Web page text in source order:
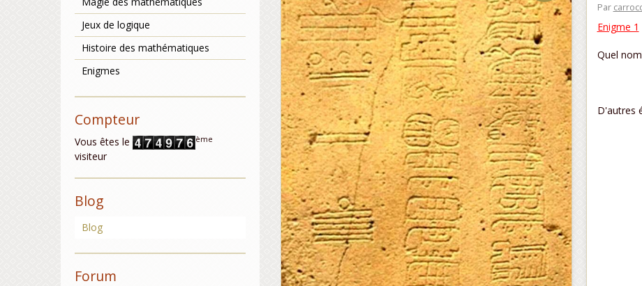
Par
Enigme 1
Quel
D'autres
Jeux de logique
Histoire des mathématiques
Enigmes
Compteur
Vous êtes le ème
visiteur
Blog
Blog
Forum